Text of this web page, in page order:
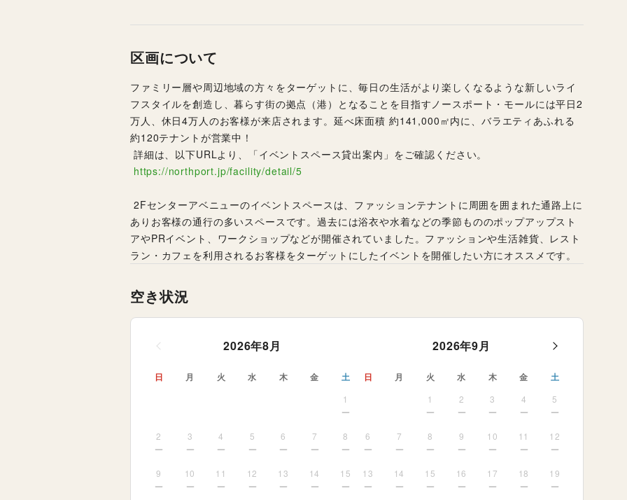
区画について
ファミリー層や周辺地域の方々をターゲットに、毎日の生活がより楽しくなるような新しいライ
フスタイルを創造し、暮らす街の拠点（港）となることを目指すノースポート・モールには平日2
万人、休日4万人のお客様が来店されます。延べ床面積 約141,000㎡内に、バラエティあふれる
約120テナントが営業中！
詳細は、以下URLより、「イベントスペース貸出案内」をご確認ください。
https://northport.jp/facility/detail/5
ありお客様の通行の多いスペースです。過去には浴衣や水着などの季節もののポップアップスト
アやPRイベント、ワークショップなどが開催されていました。ファッションや生活雑貨、レスト
ラン・カフェを利用されるお客様をターゲットにしたイベントを開催したい方にオススメです。
空き状況
2026年8月
日 月 火 水 木 金 土
1
2 3 4 5 6 7 8
9 10 11 12 13 14 15
2026年9月
日 月 火 水 木 金 土
1 2 3 4 5
6 7 8 9 10 11 12
13 14 15 16 17 18 19